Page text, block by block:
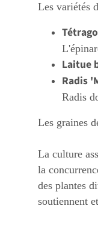
Les variétés
Laitue
Radis
Radis
Les graines
La culture
la
des plantes
soutiennent